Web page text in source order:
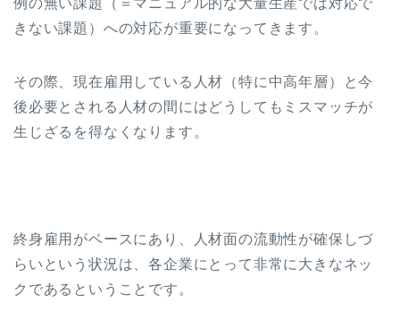
きない課題）への対応が重要になってきます。
その際、現在雇用している人材（特に中高年層）と今
後必要とされる人材の間にはどうしてもミスマッチが
生じざるを得なくなります。
終身雇用がベースにあり、人材面の流動性が確保しづ
らいという状況は、各企業にとって非常に大きなネッ
クであるということです。